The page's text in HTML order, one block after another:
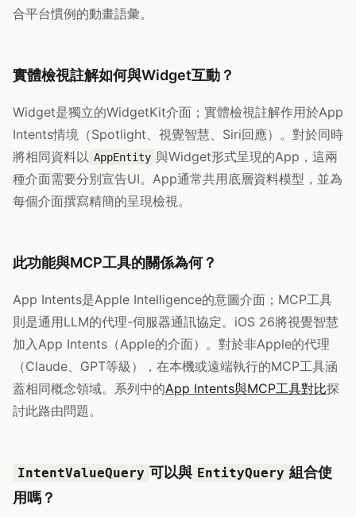
合平台慣例的動畫語彙。
實體檢視註解如何與Widget互動？
Widget是獨立的WidgetKit介面；實體檢視註解作用於App
Intents情境（Spotlight、視覺智慧、Siri回應）。對於同時
將相同資料以 AppEntity 與Widget形式呈現的App，這兩
種介面需要分別宣告UI。App通常共用底層資料模型，並為
每個介面撰寫精簡的呈現檢視。
此功能與MCP工具的關係為何？
App Intents是Apple Intelligence的意圖介面；MCP工具
則是通用LLM的代理-伺服器通訊協定。iOS 26將視覺智慧
加入App Intents（Apple的介面）。對於非Apple的代理
（Claude、GPT等級），在本機或遠端執行的MCP工具涵
蓋相同概念領域。系列中的App Intents與MCP工具對比探
討此路由問題。
IntentValueQuery 可以與 EntityQuery 組合使
用嗎？